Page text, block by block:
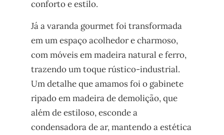
conforto e estilo.
Já a varanda gourmet foi transformada
em um espaço acolhedor e charmoso,
com móveis em madeira natural e ferro,
trazendo um toque rústico-industrial.
Um detalhe que amamos foi o gabinete
ripado em madeira de demolição, que
além de estiloso, esconde a
condensadora de ar, mantendo a estética